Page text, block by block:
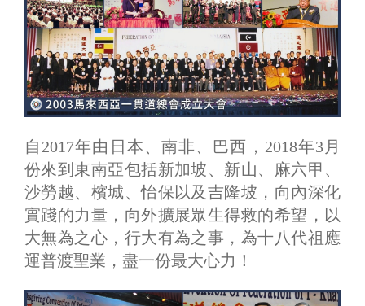
自2017年由日本、南非、巴西，2018年3月
份來到東南亞包括新加坡、新山、麻六甲、
沙勞越、檳城、怡保以及吉隆坡，向內深化
實踐的力量，向外擴展眾生得救的希望，以
大無為之心，行大有為之事，為十八代祖應
運普渡聖業，盡一份最大心力！